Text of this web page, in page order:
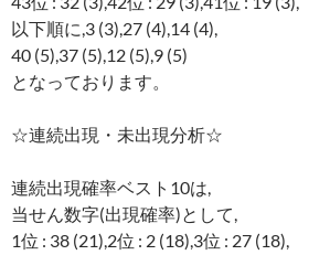
以下順に,3 (3),27 (4),14 (4),
40 (5),37 (5),12 (5),9 (5)
となっております。
☆連続出現・未出現分析☆
連続出現確率ベスト10は,
当せん数字(出現確率)として,
1位 : 38 (21),2位 : 2 (18),3位 : 27 (18),